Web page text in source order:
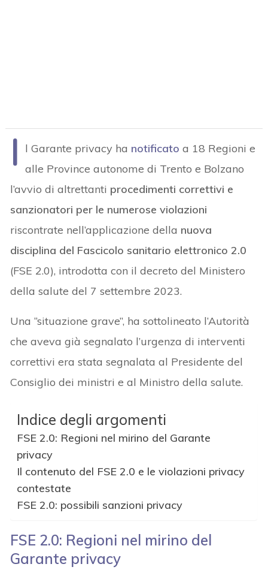
I l Garante privacy ha notificato a 18 Regioni e
alle Province autonome di Trento e Bolzano
l’avvio di altrettanti procedimenti correttivi e
sanzionatori per le numerose violazioni
riscontrate nell’applicazione della nuova
disciplina del Fascicolo sanitario elettronico 2.0
(FSE 2.0), introdotta con il decreto del Ministero
della salute del 7 settembre 2023.
Una “situazione grave”, ha sottolineato l’Autorità
che aveva già segnalato l’urgenza di interventi
correttivi era stata segnalata al Presidente del
Consiglio dei ministri e al Ministro della salute.
Indice degli argomenti
FSE 2.0: Regioni nel mirino del Garante
privacy
Il contenuto del FSE 2.0 e le violazioni privacy
contestate
FSE 2.0: possibili sanzioni privacy
FSE 2.0: Regioni nel mirino del
Garante privacy